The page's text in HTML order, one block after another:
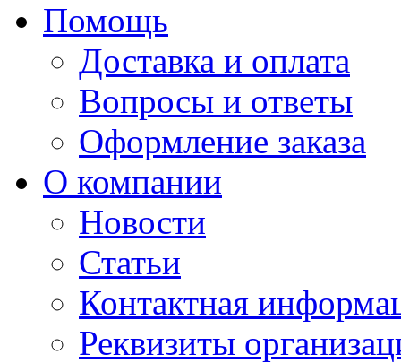
Помощь
Доставка и оплата
Вопросы и ответы
Оформление заказа
О компании
Новости
Статьи
Контактная
Реквизиты